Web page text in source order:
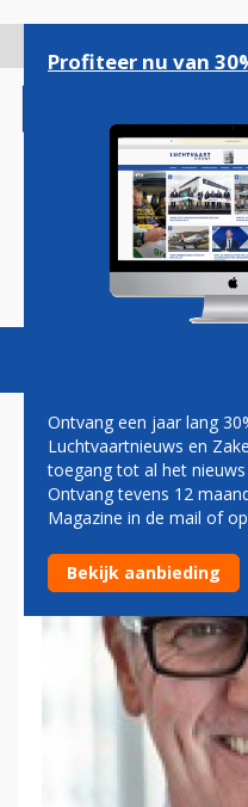
gaan
Magazine
HENK VAN
BLIJFT EEN
Profiteer nu van
Ontvang een jaar lang
Luchtvaartnieuws en
toegang tot al het
Ontvang tevens 12
Magazine in de mail of
Bekijk aanbieding